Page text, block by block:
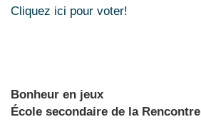
Cliquez ici pour voter!
Bonheur en jeux
École secondaire de la Rencontre